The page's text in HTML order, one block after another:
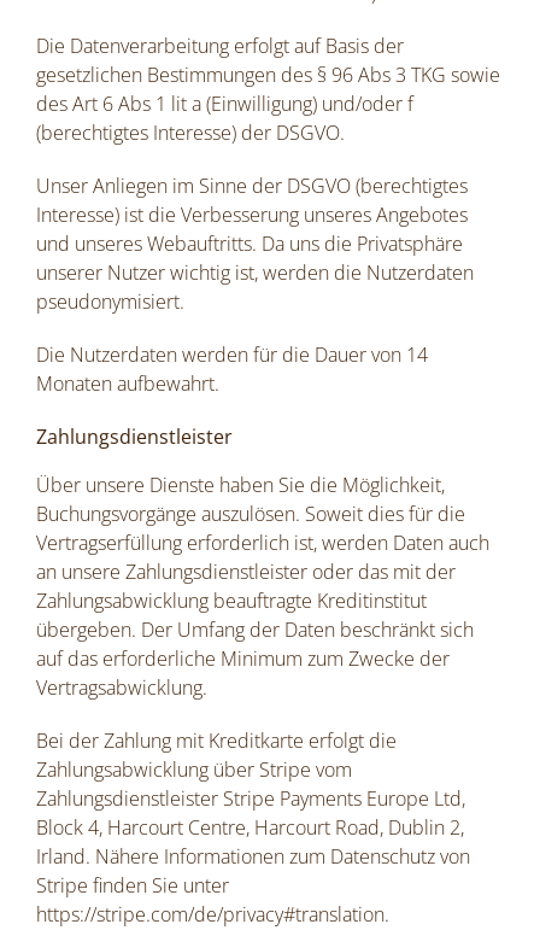
Die Datenverarbeitung erfolgt auf Basis der
gesetzlichen Bestimmungen des § 96 Abs 3 TKG sowie
des Art 6 Abs 1 lit a (Einwilligung) und/oder f
(berechtigtes Interesse) der DSGVO.
Unser Anliegen im Sinne der DSGVO (berechtigtes
Interesse) ist die Verbesserung unseres Angebotes
und unseres Webauftritts. Da uns die Privatsphäre
unserer Nutzer wichtig ist, werden die Nutzerdaten
pseudonymisiert.
Die Nutzerdaten werden für die Dauer von 14
Monaten aufbewahrt.
Zahlungsdienstleister
Über unsere Dienste haben Sie die Möglichkeit,
Buchungsvorgänge auszulösen. Soweit dies für die
Vertragserfüllung erforderlich ist, werden Daten auch
an unsere Zahlungsdienstleister oder das mit der
Zahlungsabwicklung beauftragte Kreditinstitut
übergeben. Der Umfang der Daten beschränkt sich
auf das erforderliche Minimum zum Zwecke der
Vertragsabwicklung.
Bei der Zahlung mit Kreditkarte erfolgt die
Zahlungsabwicklung über Stripe vom
Zahlungsdienstleister Stripe Payments Europe Ltd,
Block 4, Harcourt Centre, Harcourt Road, Dublin 2,
Irland. Nähere Informationen zum Datenschutz von
Stripe finden Sie unter
https://stripe.com/de/privacy#translation.